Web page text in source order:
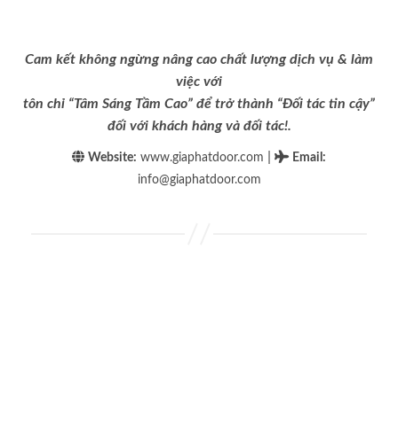
Cam kết không ngừng nâng cao chất lượng dịch vụ & làm
việc với
tôn chỉ “Tâm Sáng Tầm Cao” để trở thành “Đối tác tin cậy”
đối với khách hàng và đối tác!.
Website: www.giaphatdoor.com Email :
info@giaphatdoor.com